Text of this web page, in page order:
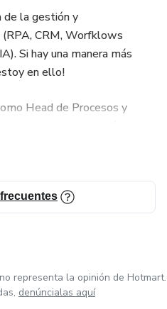
con IA
de cuestionarios, checklists
mejora.
de la gestión y
CRM, Worfklows
Si hay una manera más
en ello!
Head de Procesos y
Antes, también
Integrar, Alinear y, por
representa la opinión de Hotmart.
denúncialas aquí